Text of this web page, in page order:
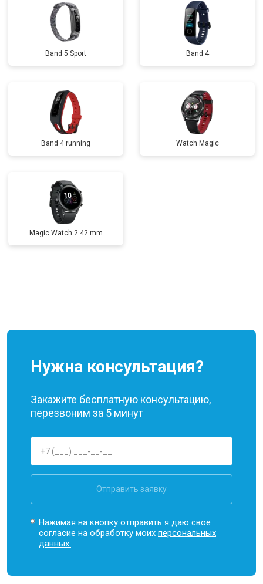
Band 5 Sport Band 4
Band 4 running Watch Magic
Magic Watch 2 42 mm
Нужна консультация?
Закажите бесплатную консультацию,
перезвоним за 5 минут
Отправить заявку
Нажимая на кнопку отправить я даю свое
согласие на обработку моихперсональных
данных.